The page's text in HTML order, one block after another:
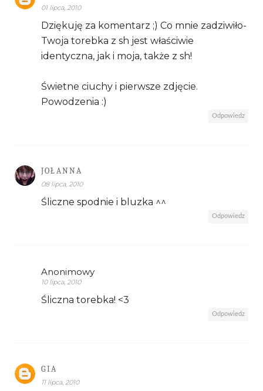
01 lipca, 2010
Dziękuję za komentarz ;) Co mnie zadziwiło-
Twoja torebka z sh jest właściwie
identyczna, jak i moja, także z sh!
Świetne ciuchy i pierwsze zdjęcie.
Powodzenia :)
Odpowiedz
JOŁANNA
08 lipca, 2010
Śliczne spodnie i bluzka ^^
Odpowiedz
Anonimowy
10 lipca, 2010
Śliczna torebka! <3
Odpowiedz
GIA
11 lipca, 2010